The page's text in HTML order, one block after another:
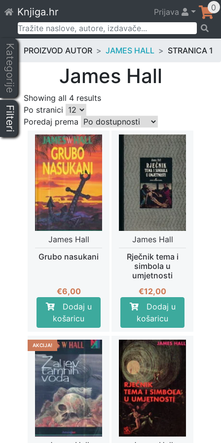
to
content
Knjiga.hr Prijava 0
Pretraži:
Kategorije
Filteri
PROIZVOD AUTOR JAMES HALL STRANICA 1
James Hall
Showing all 4 results
Po stranici
Poredaj prema
James Hall
Grubo nasukani
€6,00
Dodaj u
košaricu
James Hall
Rječnik tema i
simbola u
umjetnosti
€12,00
Dodaj u
košaricu
AKCIJA!